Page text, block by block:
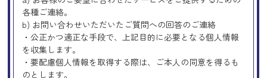
各種ご連絡。
b) お問い合わせいただいたご質問への回答のご連絡
・公正かつ適正な手段で、上記目的に必要となる個人情報
を収集します。
・要配慮個人情報を取得する際は、ご本人の同意を得るも
のとします。